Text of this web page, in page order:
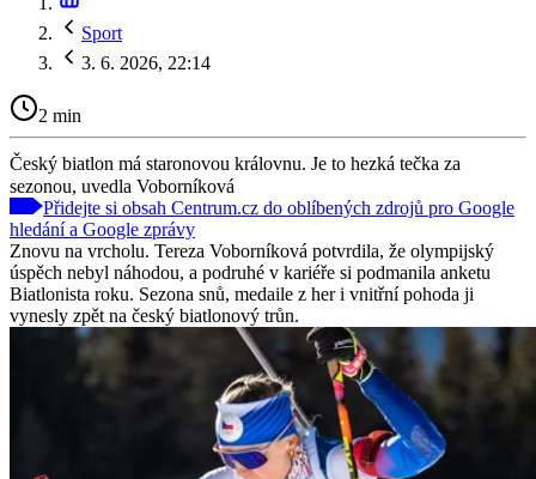
Sport
3. 6. 2026, 22:14
2 min
Český biatlon má staronovou královnu. Je to hezká tečka za
sezonou, uvedla Voborníková
Přidejte si obsah Centrum.cz do oblíbených zdrojů pro Google
hledání a Google zprávy
Znovu na vrcholu. Tereza Voborníková potvrdila, že olympijský
úspěch nebyl náhodou, a podruhé v kariéře si podmanila anketu
Biatlonista roku. Sezona snů, medaile z her i vnitřní pohoda ji
vynesly zpět na český biatlonový trůn.